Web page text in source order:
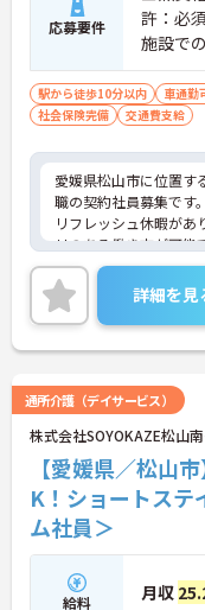
応募要件
許：必
施設で
駅から徒歩10分以内 車通勤
社会保険完備
交通費支給
愛媛県松山市に位置す
職の契約社員募集です。
リフレッシュ休暇があ
リのある働き方が可能
また研修制度や正社員
キルアップが目指せる
ご興味のある方には、
に詳細をご案内します
い！
詳細を見
通所介護（デイサービス）
株式会社SOYOKAZE松山
【愛媛県／松山
K！ショートステ
ム社員＞
給料 月収